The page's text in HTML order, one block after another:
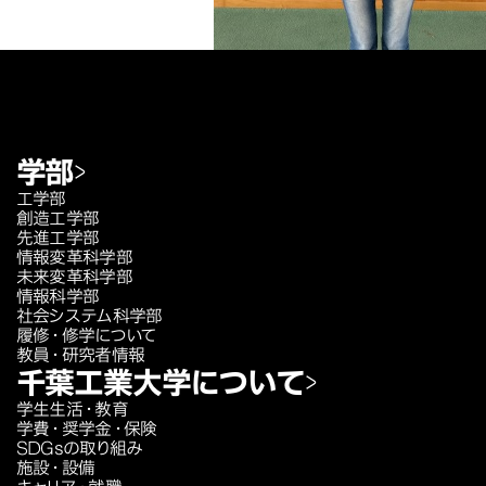
学部
工学部
創造工学部
先進工学部
情報変革科学部
未来変革科学部
情報科学部
社会システム科学部
履修・修学について
教員・研究者情報
千葉工業大学について
学生生活・教育
学費・奨学金・保険
SDGsの取り組み
施設・設備